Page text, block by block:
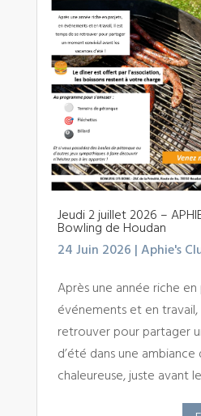
Jeudi 2 juillet 2026 –
Bowling de Houdan
24 Juin 2026 |Aphie's
Après une année riche
événements et en
retrouver pour partager
d’été dans une
chaleureuse, juste avant